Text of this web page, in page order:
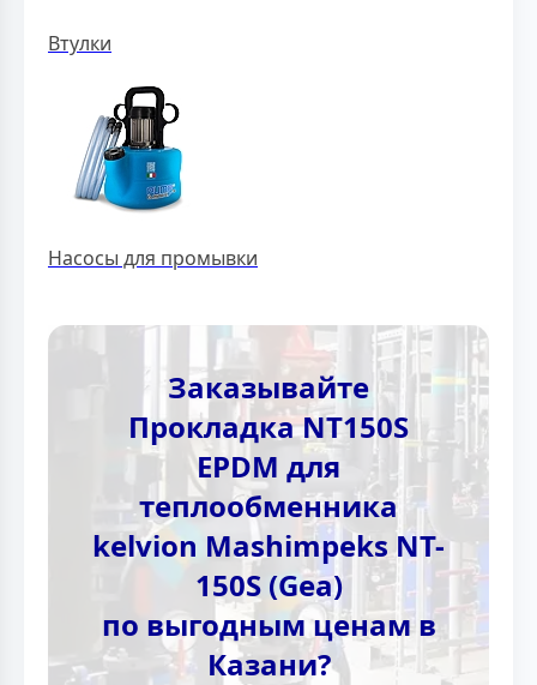
Втулки
Насосы для промывки
Заказывайте
Прокладка NT150S
EPDM для
теплообменника
kelvion Mashimpeks NT-
150S (Gea)
по выгодным ценам в
Казани?